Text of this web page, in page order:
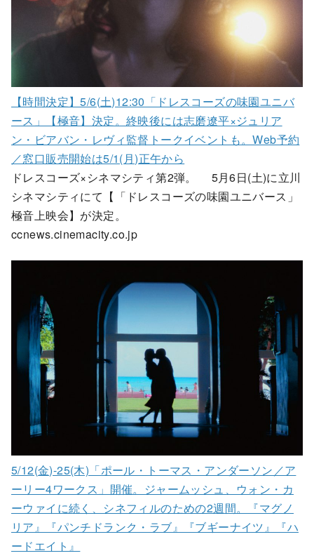
【時間決定】5/6(土)12:30「ドレスコーズの味園ユニバ
ース」【極音】決定。終映後には志磨遼平×ジュリア
ン・ビアバン・レヴィ監督トークイベントも。Web予約
／窓口販売開始は5/1(月)正午から
ドレスコーズ×シネマシティ第2弾。 5月6日(土)に立川
シネマシティにて【「ドレスコーズの味園ユニバース」
極音上映会】が決定。
ccnews.cinemacity.co.jp
5/12(金)-25(木)「ポール・トーマス・アンダーソン／ア
ーリー4ワークス」開催。ジャームッシュ、ウォン・カ
ーウァイに続く、シネフィルのための2週間。『マグノ
リア』『パンチドランク・ラブ』『ブギーナイツ』『ハ
ードエイト』